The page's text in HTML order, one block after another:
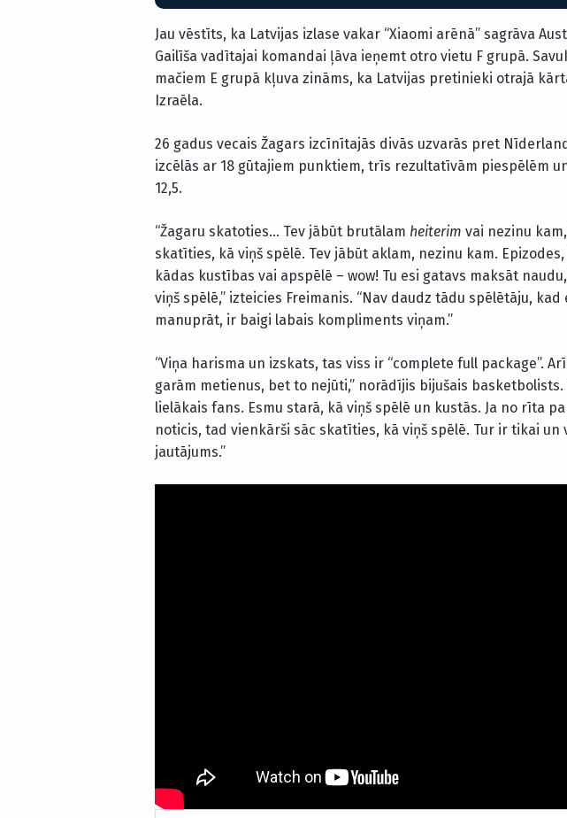
Jau vēstīts, ka Latvijas izlase vakar “Xiaomi arēnā” sagrāva
Gailīša vadītajai komandai ļāva ieņemt otro vietu F grupā.
mačiem E grupā kļuva zināms, ka Latvijas pretinieki otrajā
Izraēla.
26 gadus vecais Žagars izcīnītajās divās uzvarās pret
izcēlās ar 18 gūtajiem punktiem, trīs rezultatīvām piespēlēm
12,5.
“Žagaru skatoties… Tev jābūt brutālam heiterim vai nezinu
skatīties, kā viņš spēlē. Tev jābūt aklam, nezinu kam.
kādas kustības vai apspēlē – wow! Tu esi gatavs maksāt
viņš spēlē,” izteicies Freimanis. “Nav daudz tādu spēlētāju, kad
manuprāt, ir baigi labais kompliments viņam.”
“Viņa harisma un izskats, tas viss ir “complete full package”.
garām metienus, bet to nejūti,” norādījis bijušais basketbolists.
lielākais fans. Esmu starā, kā viņš spēlē un kustās. Ja no rīta
noticis, tad vienkārši sāc skatīties, kā viņš spēlē. Tur ir tikai un
jautājums.”